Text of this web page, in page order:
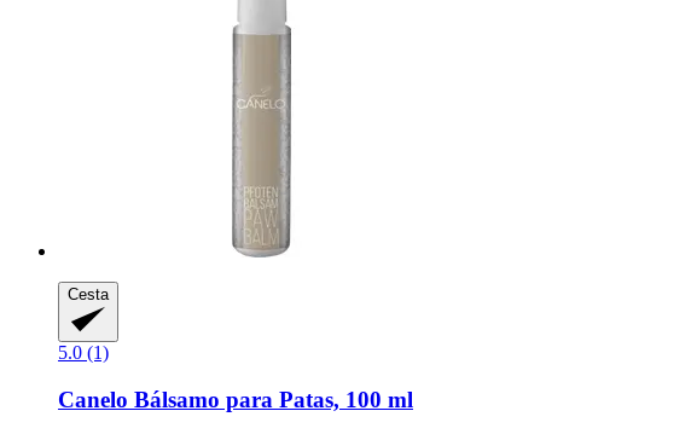
Cesta
5.0 (1)
Canelo Bálsamo para Patas, 100 ml